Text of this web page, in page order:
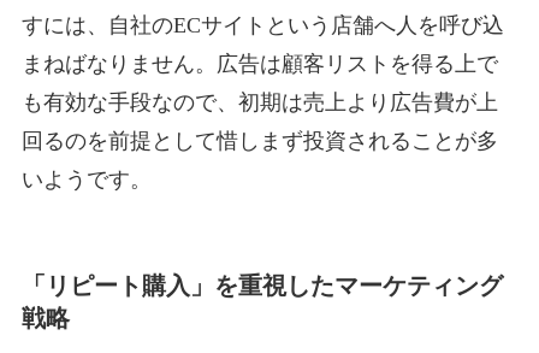
すには、自社のECサイトという店舗へ人を呼び込
まねばなりません。広告は顧客リストを得る上で
も有効な手段なので、初期は売上より広告費が上
回るのを前提として惜しまず投資されることが多
いようです。
「リピート購入」を重視したマーケティング
戦略